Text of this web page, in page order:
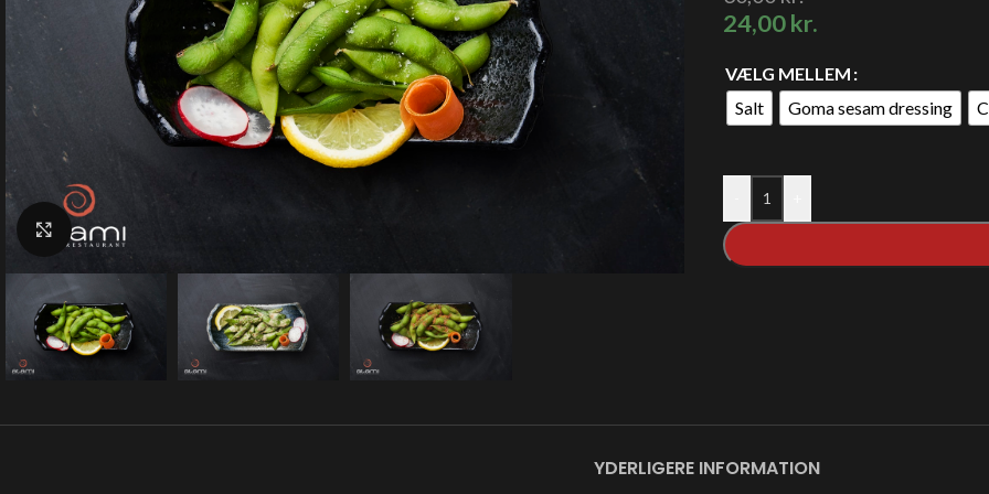
Klik for at forstørre
24,00kr.
VÆLG MELLEM
Salt
Goma sesam dressing
YDERLIGERE INFORMATION